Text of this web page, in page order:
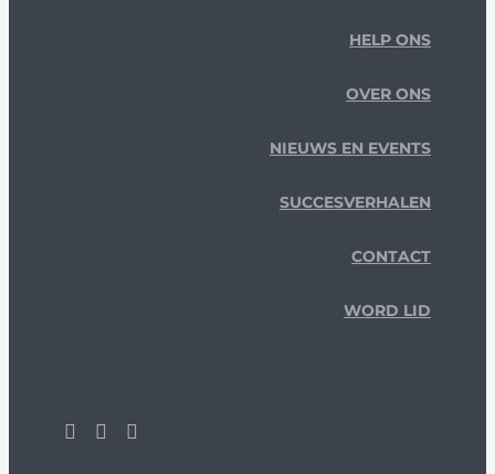
HELP ONS
OVER ONS
NIEUWS EN EVENTS
SUCCESVERHALEN
CONTACT
WORD LID